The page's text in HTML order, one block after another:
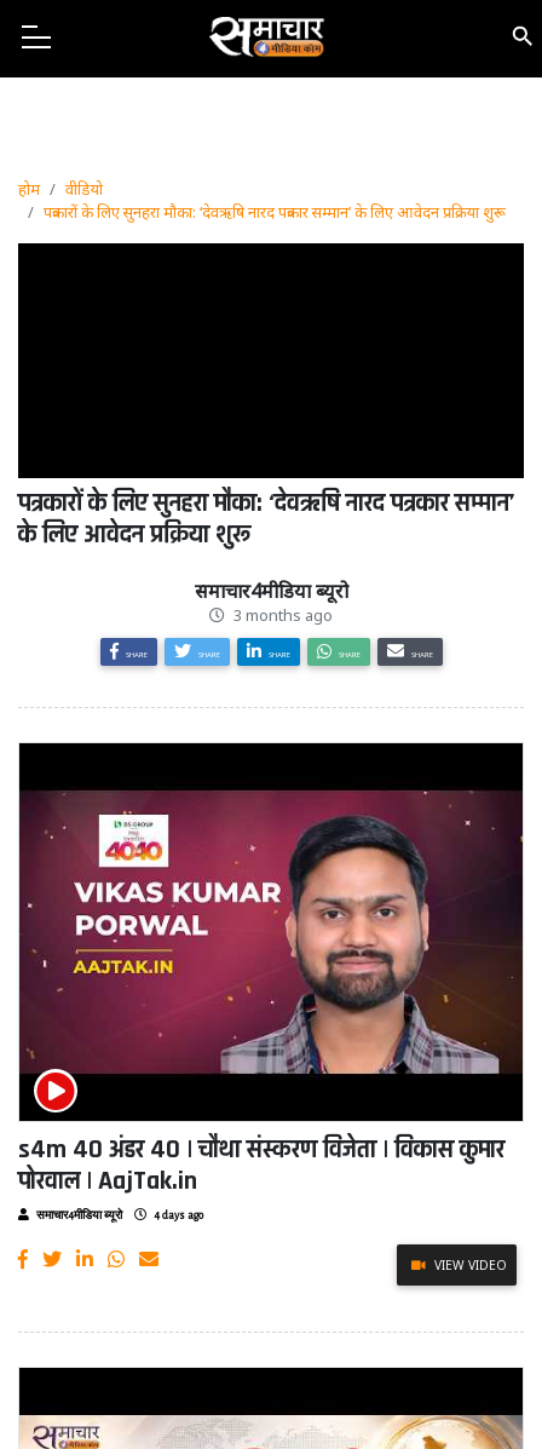
होम
वीडियो
पत्रकारों के लिए सुनहरा मौका: ‘देवऋषि नारद पत्रकार सम्मान’ के लिए आवेदन प्रक्रिया शुरू
पत्रकारों के लिए सुनहरा मौका: ‘देवऋषि नारद पत्रकार सम्मान’
के लिए आवेदन प्रक्रिया शुरू
समाचार4मीडिया ब्यूरो
3 months ago
SHARE SHARE SHARE SHARE SHARE
s4m 40 अंडर 40 | चौथा संस्करण विजेता | विकास कुमार
पोरवाल | AajTak.in
समाचार4मीडिया ब्यूरो 4 days ago
VIEW VIDEO